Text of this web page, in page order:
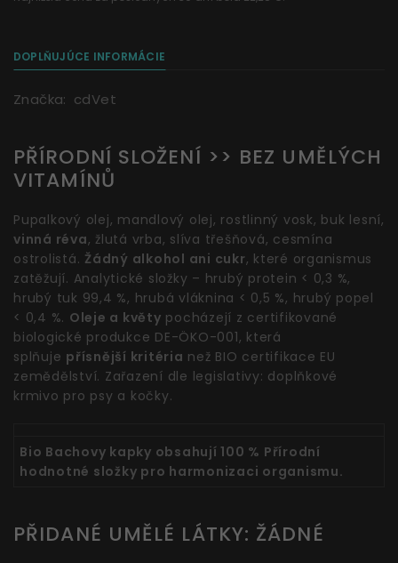
DOPLŇUJÚCE INFORMÁCIE
Značka: cdVet
PŘÍRODNÍ SLOŽENÍ >> BEZ UMĚLÝCH
VITAMÍNŮ
Pupalkový olej, mandlový olej, rostlinný vosk, buk lesní,
vinná réva, žlutá vrba, slíva třešňová, cesmína
ostrolistá. Žádný alkohol ani cukr, které organismus
zatěžují. Analytické složky – hrubý protein < 0,3 %,
hrubý tuk 99,4 %, hrubá vláknina < 0,5 %, hrubý popel
< 0,4 %. Oleje a květy pocházejí z certifikované
biologické produkce DE-ÖKO-001, která
splňuje přísnější kritéria než BIO certifikace EU
zemědělství. Zařazení dle legislativy: doplňkové
krmivo pro psy a kočky.
Bio Bachovy kapky obsahují 100 % Přírodní
hodnotné složky pro harmonizaci organismu.
PŘIDANÉ UMĚLÉ LÁTKY: ŽÁDNÉ